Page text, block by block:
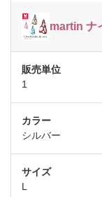
martin ナ
1
シルバー
L